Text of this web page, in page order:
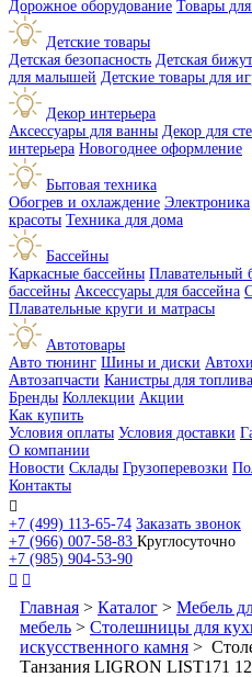
Дорожное оборудование Товары
Детские товары
Детская безопасность Детская
для малышей Детские товары для
Декор интерьера
Аксессуары для ванны Декор для
интерьера Новогоднее оформление
Бытовая техника
Обогрев и охлаждение Электроника
красоты Техника для дома
Бассейны
Каркасные бассейны Плавательный
бассейны Аксессуары для бассейна
Плавательные круги и матрасы
Автотовары
Авто тюнинг Шины и диски
Автозапчасти Канистры для топлива
Бренды Коллекции Акции
Как купить
Условия оплаты Условия доставки
О компании
Новости Склады Грузоперевозки
Контакты

+7 (499) 113-65-74 Заказать звонок
+7 (966) 007-58-83 Круглосуточно
+7 (985) 904-53-90
 
Главная > Каталог > Мебель
мебель > Столешницы для
искусственного камня >
Танзания LIGRON LIST171